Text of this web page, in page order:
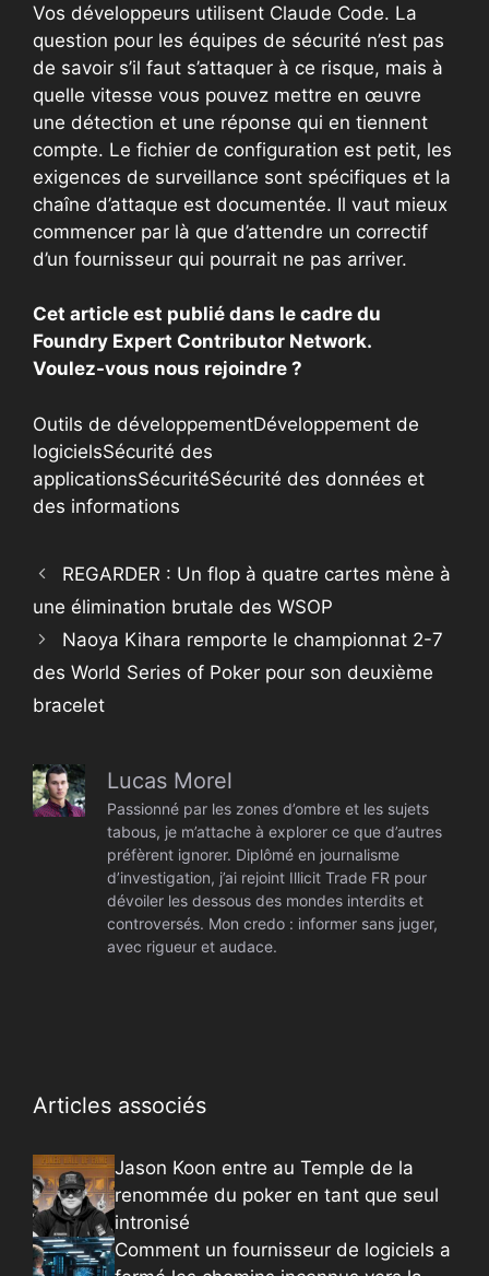
Vos développeurs utilisent Claude Code. La
question pour les équipes de sécurité n’est pas
de savoir s’il faut s’attaquer à ce risque, mais à
quelle vitesse vous pouvez mettre en œuvre
une détection et une réponse qui en tiennent
compte. Le fichier de configuration est petit, les
exigences de surveillance sont spécifiques et la
chaîne d’attaque est documentée. Il vaut mieux
commencer par là que d’attendre un correctif
d’un fournisseur qui pourrait ne pas arriver.
Cet article est publié dans le cadre du
Foundry Expert Contributor Network.
Voulez-vous nous rejoindre ?
Outils de développementDéveloppement de
logicielsSécurité des
applicationsSécuritéSécurité des données et
des informations
REGARDER : Un flop à quatre cartes mène à
une élimination brutale des WSOP
Naoya Kihara remporte le championnat 2-7
des World Series of Poker pour son deuxième
bracelet
Lucas Morel
Passionné par les zones d’ombre et les sujets
tabous, je m’attache à explorer ce que d’autres
préfèrent ignorer. Diplômé en journalisme
d’investigation, j’ai rejoint Illicit Trade FR pour
dévoiler les dessous des mondes interdits et
controversés. Mon credo : informer sans juger,
avec rigueur et audace.
Articles associés
Jason Koon entre au Temple de la
renommée du poker en tant que seul
intronisé
Comment un fournisseur de logiciels a